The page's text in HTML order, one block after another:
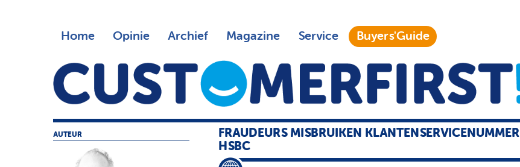
Home Opinie Archief Magazine Service Buyers'Guide
FRAUDEURS MISBRUIKEN KLANTENSERVICENUMMER
HSBC
AUTEUR